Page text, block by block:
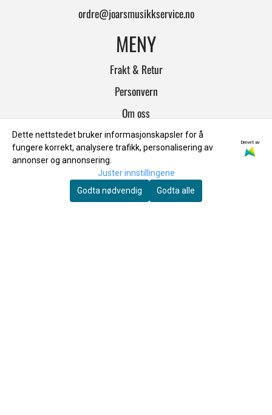
ordre@joarsmusikkservice.no
MENY
Frakt & Retur
Personvern
Om oss
Salgsbetingelser
INFO
Frakt & Retur
Dette nettstedet bruker informasjonskapsler for å
fungere korrekt, analysere trafikk, personalisering av
annonser og annonsering.
Drevet av
Juster innstillingene
Godta nødvendig
Godta alle